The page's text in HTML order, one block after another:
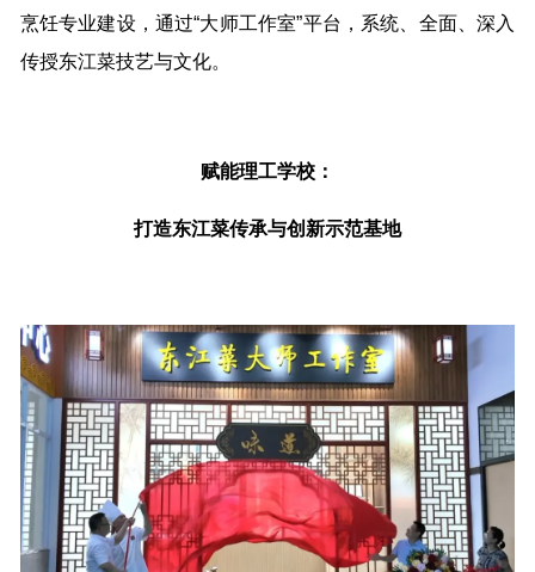
烹饪专业建设，通过“大师工作室”平台，系统、全面、深入
传授东江菜技艺与文化。
赋能理工学校：
打造东江菜传承与创新示范基地